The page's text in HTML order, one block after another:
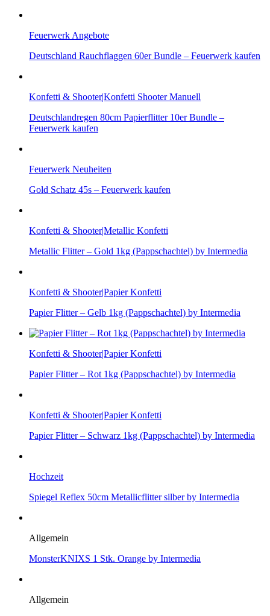
Feuerwerk Angebote
Deutschland Rauchflaggen 60er Bundle – Feuerwerk kaufen
Konfetti & Shooter|Konfetti Shooter Manuell
Deutschlandregen 80cm Papierflitter 10er Bundle –
Feuerwerk kaufen
Feuerwerk Neuheiten
Gold Schatz 45s – Feuerwerk kaufen
Konfetti & Shooter|Metallic Konfetti
Metallic Flitter – Gold 1kg (Pappschachtel) by Intermedia
Konfetti & Shooter|Papier Konfetti
Papier Flitter – Gelb 1kg (Pappschachtel) by Intermedia
Konfetti & Shooter|Papier Konfetti
Papier Flitter – Rot 1kg (Pappschachtel) by Intermedia
Konfetti & Shooter|Papier Konfetti
Papier Flitter – Schwarz 1kg (Pappschachtel) by Intermedia
Hochzeit
Spiegel Reflex 50cm Metallicflitter silber by Intermedia
Allgemein
MonsterKNIXS 1 Stk. Orange by Intermedia
Allgemein